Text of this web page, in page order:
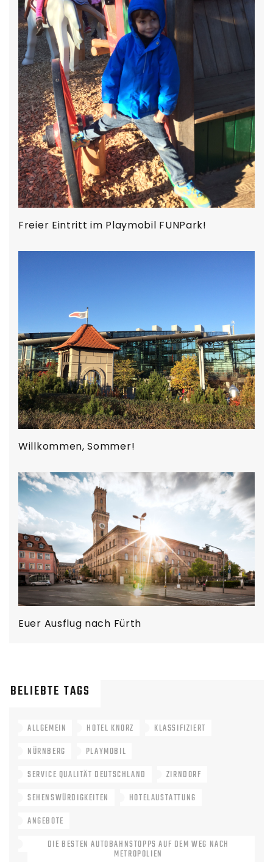
Freier Eintritt im Playmobil FUNPark!
Willkommen, Sommer!
Euer Ausflug nach Fürth
BELIEBTE TAGS
ALLGEMEIN HOTEL KNORZ
KLASSIFIZIERT
NÜRNBERG
PLAYMOBIL
SERVICE QUALITÄT DEUTSCHLAND
ZIRNDORF
SEHENSWÜRDIGKEITEN
HOTELAUSTATTUNG
ANGEBOTE
DIE BESTEN AUTOBAHNSTOPPS AUF DEM WEG NACH
METROPOLIEN